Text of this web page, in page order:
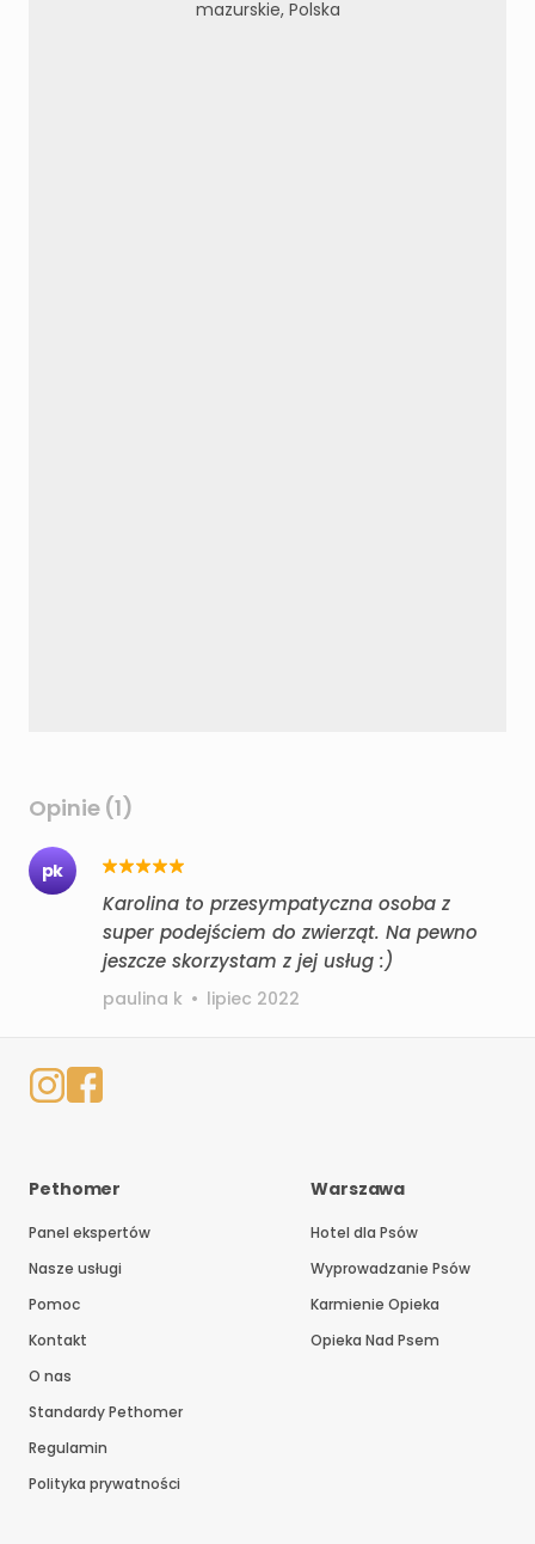
Opinie (1)
pk
Karolina to przesympatyczna osoba z
super podejściem do zwierząt. Na pewno
jeszcze skorzystam z jej usług :)
paulina k • lipiec 2022
Pethomer
Panel ekspertów
Nasze usługi
Pomoc
Kontakt
O nas
Standardy Pethomer
Regulamin
Polityka prywatności
Warszawa
Hotel dla Psów
Wyprowadzanie Psów
Karmienie Opieka
Opieka Nad Psem